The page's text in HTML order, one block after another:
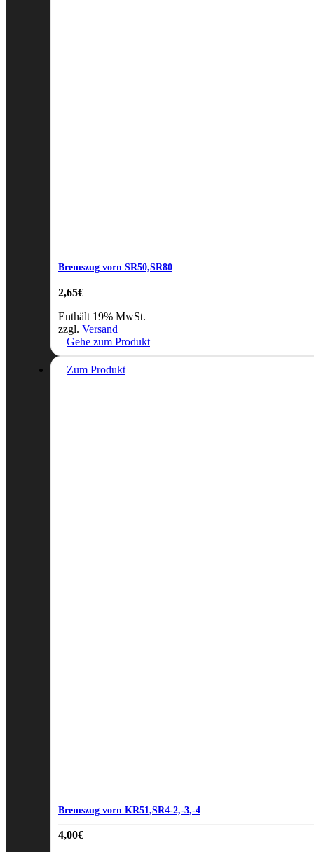
Bremszug vorn SR50,SR80
2,65€
Enthält 19% MwSt.
zzgl. Versand
Gehe zum Produkt
Zum Produkt
Bremszug vorn KR51,SR4-2,-3,-4
4,00€